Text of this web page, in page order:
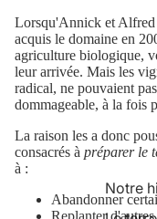
Notre
Lorsqu'Annick et Alfred
acquis le domaine en
agriculture biologique,
leur arrivée. Mais les
radical, ne pouvaient
dommageable, à la fois
La raison les a donc
consacrés à préparer le
à :
Abandonner
Replanter